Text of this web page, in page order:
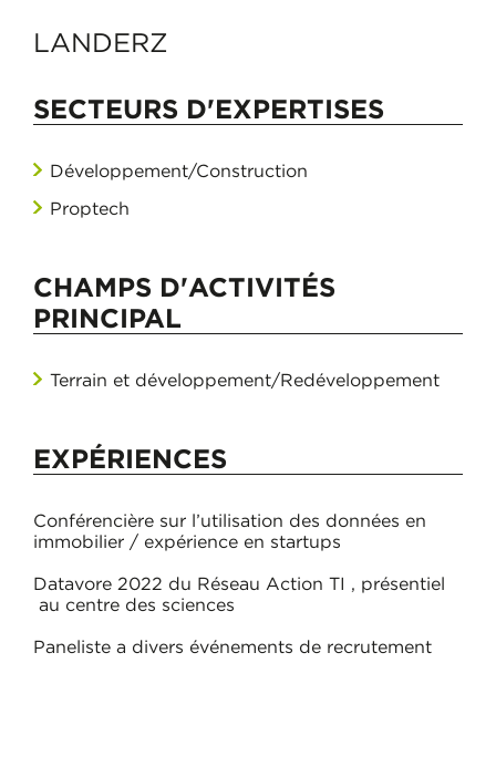
LANDERZ
SECTEURS D'EXPERTISES
Développement/Construction
Proptech
CHAMPS D'ACTIVITÉS
PRINCIPAL
Terrain et développement/Redéveloppement
EXPÉRIENCES
Conférencière sur l’utilisation des données en
immobilier / expérience en startups
Datavore 2022 du Réseau Action TI , présentiel
au centre des sciences
Paneliste a divers événements de recrutement